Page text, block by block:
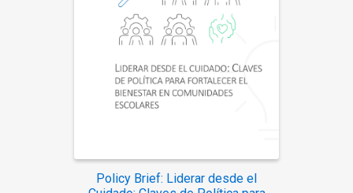
Policy Brief: Liderar desde el